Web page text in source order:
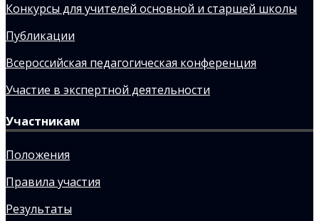
Конкурсы для учителей основной и старшей школы
Публикации
Всероссийская педагогическая конференция
Участие в экспертной деятельности
Участникам
Положения
Правила участия
Результаты